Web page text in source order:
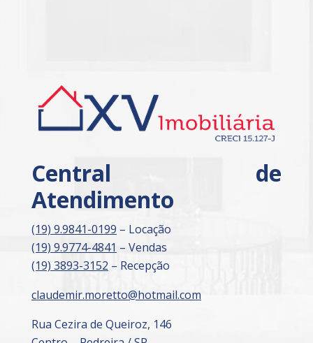
Central de
Atendimento
(19) 9.9841-0199 – Locação
(19) 9.9774-4841 – Vendas
(19) 3893-3152 – Recepção
claudemir.moretto@hotmail.com
Rua Cezira de Queiroz, 146